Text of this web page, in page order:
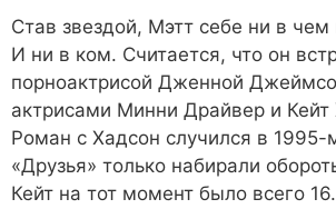
Став звездой, Мэтт себе ни в чем
И ни в ком. Считается, что он
порноактрисой Дженной
актрисами Минни Драйвер и Кейт
Роман с Хадсон случился в 1995-
«Друзья» только набирали
Кейт на тот момент было всего